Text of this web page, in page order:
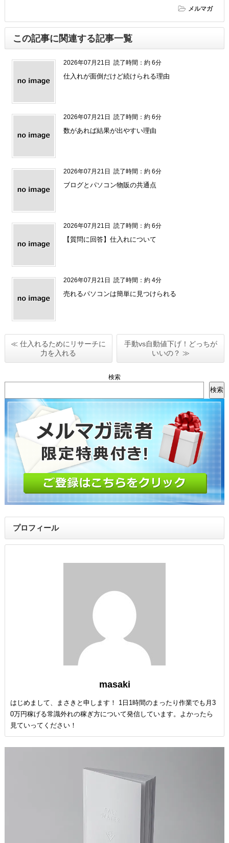
メルマガ
この記事に関連する記事一覧
2026年07月21日 読了時間：約 6分
仕入れが面倒だけど続けられる理由
2026年07月21日 読了時間：約 6分
数があれば結果が出やすい理由
2026年07月21日 読了時間：約 6分
ブログとパソコン物販の共通点
2026年07月21日 読了時間：約 6分
【質問に回答】仕入れについて
2026年07月21日 読了時間：約 4分
売れるパソコンは簡単に見つけられる
≪ 仕入れるためにリサーチに
力を入れる
手動vs自動値下げ！どっちが
いいの？ ≫
検索
検索
プロフィール
masaki
はじめまして、まさきと申します！ 1日1時間のまったり作業でも月3
0万円稼げる常識外れの稼ぎ方について発信しています。よかったら
見ていってください！